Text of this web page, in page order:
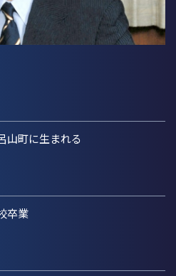
山町に生まれる
卒業